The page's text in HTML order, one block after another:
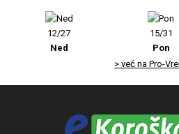
12/27
Ned
15/31
Pon
> več na Pro-